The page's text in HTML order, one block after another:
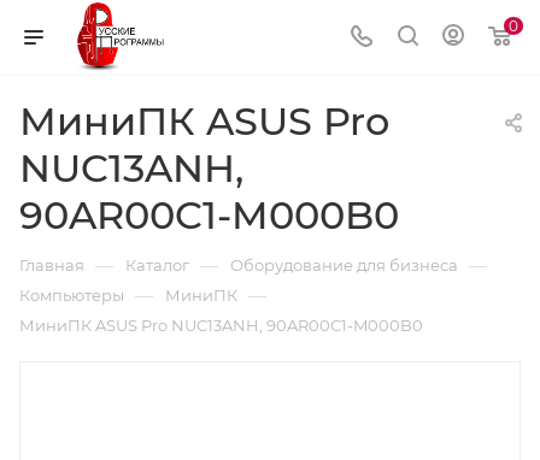
0
МиниПК ASUS Pro
NUC13ANH,
90AR00C1-M000B0
Главная — Каталог — Оборудование для бизнеса —
Компьютеры — МиниПК —
МиниПК ASUS Pro NUC13ANH, 90AR00C1-M000B0